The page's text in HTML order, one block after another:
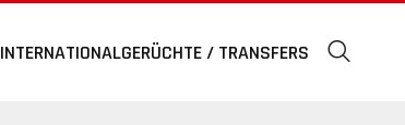
INTERNATIONALGERÜCHTE / TRANSFERS